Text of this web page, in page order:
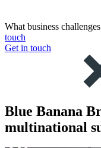
What business
touch
Get in touch
Blue Banana
multinational